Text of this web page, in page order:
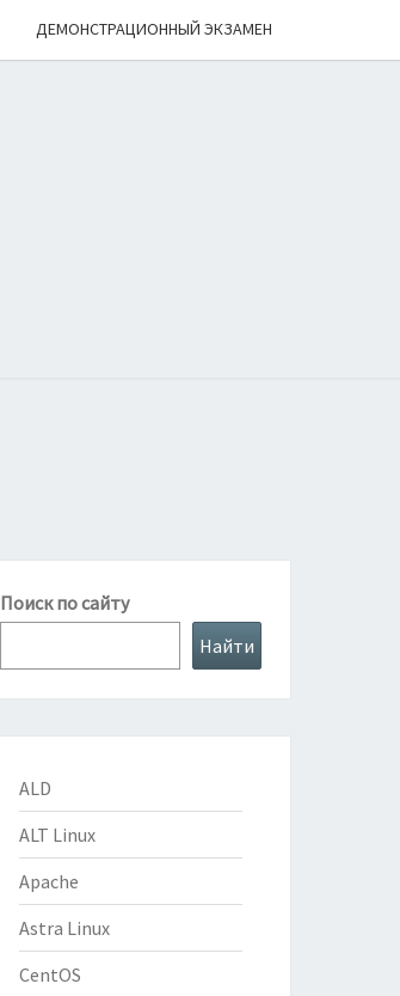
ДЕМОНСТРАЦИОННЫЙ ЭКЗАМЕН
Поиск по сайту
Найти
ALD
ALT Linux
Apache
Astra Linux
CentOS